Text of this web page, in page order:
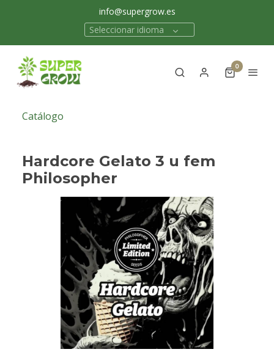
info@supergrow.es
Seleccionar idioma
0
Catálogo
Hardcore Gelato 3 u fem
Philosopher